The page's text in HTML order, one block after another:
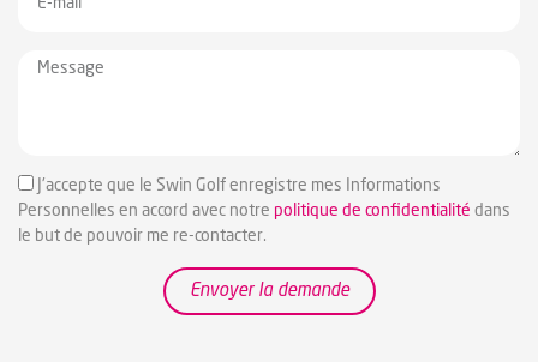
J'accepte que le Swin Golf enregistre mes Informations
Personnelles en accord avec notre politique de confidentialité dans
le but de pouvoir me re-contacter.
Envoyer la demande